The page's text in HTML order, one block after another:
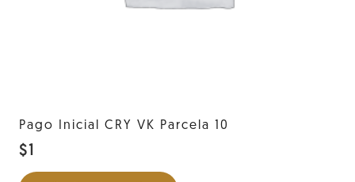
Pago Inicial CRY VK Parcela 10
$1